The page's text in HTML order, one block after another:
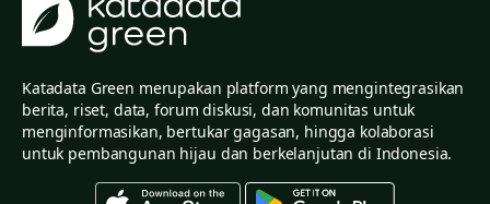
Katadata Green merupakan platform yang mengintegrasikan
berita, riset, data, forum diskusi, dan komunitas untuk
menginformasikan, bertukar gagasan, hingga kolaborasi
untuk pembangunan hijau dan berkelanjutan di Indonesia.